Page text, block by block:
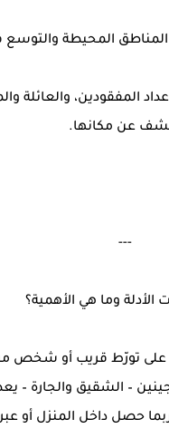
المحيطة والتوسع
المفقودين، والعائلة
عن مكانها.
---
وما هي الأهمية؟
تورّط قريب أو شخص من
– الشقيق والجارة –
حصل داخل المنزل أو